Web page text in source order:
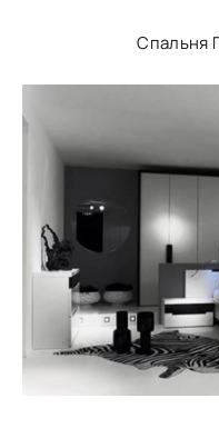
Спальня